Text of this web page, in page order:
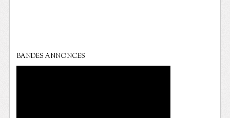
BANDES ANNONCES